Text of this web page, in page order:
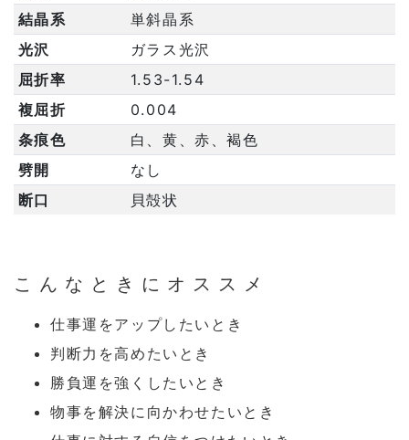
結晶系
単斜晶系
光沢
ガラス光沢
屈折率
1.53-1.54
複屈折
0.004
条痕色
白、黄、赤、褐色
劈開
なし
断口
貝殻状
こんなときにオススメ
仕事運をアップしたいとき
判断力を高めたいとき
勝負運を強くしたいとき
物事を解決に向かわせたいとき